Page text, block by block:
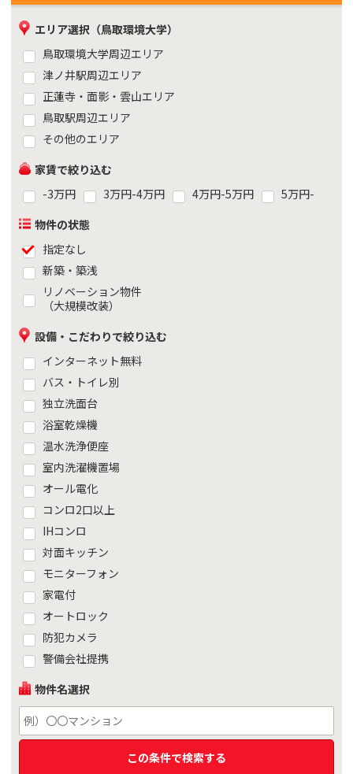
エリア選択（鳥取環境大学）
鳥取環境大学周辺エリア
津ノ井駅周辺エリア
正蓮寺・面影・雲山エリア
鳥取駅周辺エリア
その他のエリア
家賃で絞り込む
-3万円
3万円-4万円 4万円-5万円
5万円-
物件の状態
指定なし
新築・築浅
リノベーション物件
（大規模改装）
設備・こだわりで絞り込む
インターネット無料
バス・トイレ別
独立洗面台
浴室乾燥機
温水洗浄便座
室内洗濯機置場
オール電化
コンロ2口以上
IHコンロ
対面キッチン
モニターフォン
家電付
オートロック
防犯カメラ
警備会社提携
物件名選択